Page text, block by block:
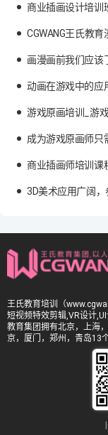
商业插画设计培训
CGWANG王氏教
画漫画前我们应该
动画在游戏中的应
游戏原画培训_游
成为游戏原画师只
商业插画师培训课
3D美术应用广阔
王氏教育培训（
短视频特效剪辑,VR设计
教育集团拥有北京，上海
京，厦门，郑州，青岛13